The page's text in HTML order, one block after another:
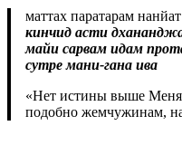
маттах паратарам нанйат
кинчид асти
майи сарвам идам
сутре мани-гана ива
«Нет истины выше
подобно жемчужинам,